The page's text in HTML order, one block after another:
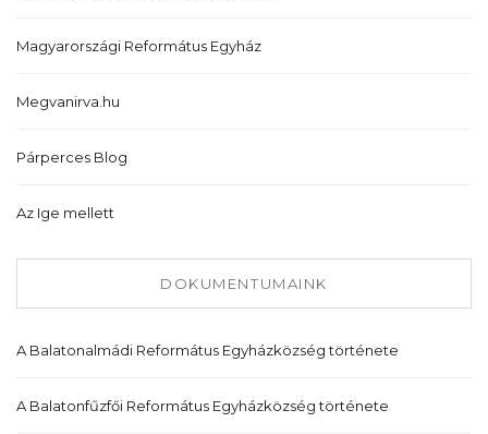
Magyarországi Református Egyház
Megvanirva.hu
Párperces Blog
Az Ige mellett
DOKUMENTUMAINK
A Balatonalmádi Református Egyházközség története
A Balatonfűzfői Református Egyházközség története